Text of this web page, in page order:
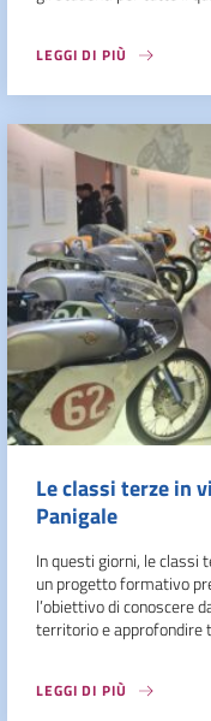
LEGGI DI PIÙ
Le classi terze in
Panigale
In questi giorni, le classi
un progetto formativo
l’obiettivo di conoscere
territorio e
LEGGI DI PIÙ